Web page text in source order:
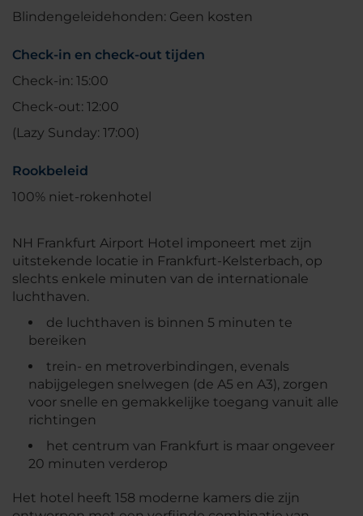
Blindengeleidehonden: Geen kosten
Check-in en check-out tijden
Check-in: 15:00
Check-out: 12:00
(Lazy Sunday: 17:00)
Rookbeleid
100% niet-rokenhotel
NH Frankfurt Airport Hotel imponeert met zijn
uitstekende locatie in Frankfurt-Kelsterbach, op
slechts enkele minuten van de internationale
luchthaven.
de luchthaven is binnen 5 minuten te
bereiken
trein- en metroverbindingen, evenals
nabijgelegen snelwegen (de A5 en A3), zorgen
voor snelle en gemakkelijke toegang vanuit alle
richtingen
het centrum van Frankfurt is maar ongeveer
20 minuten verderop
Het hotel heeft 158 moderne kamers die zijn